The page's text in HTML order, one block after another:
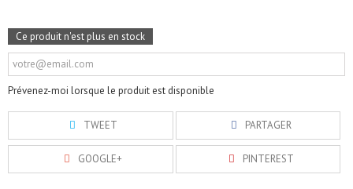
Ce produit n'est plus en stock
Prévenez-moi lorsque le produit est disponible
TWEET PARTAGER
GOOGLE+ PINTEREST